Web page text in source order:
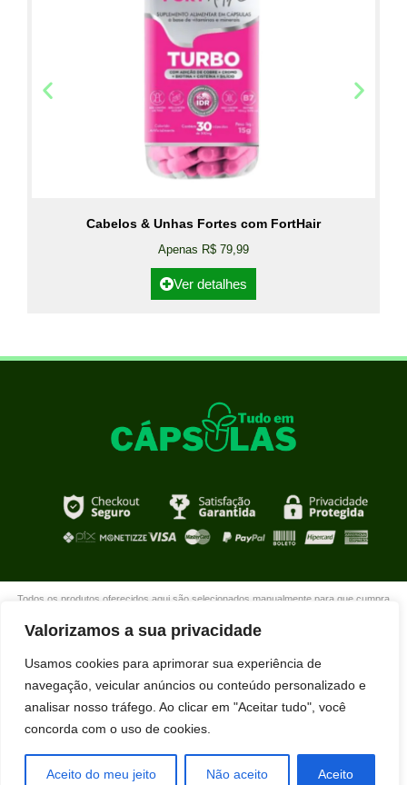
Valorizamos a sua privacidade
Usamos cookies para aprimorar sua experiência de
navegação, veicular anúncios ou conteúdo personalizado e
analisar nosso tráfego. Ao clicar em "Aceitar tudo", você
concorda com o uso de cookies.
Aceito do meu jeito Não aceito Aceito
Cabelos & Unhas Fortes com FortHair
Apenas R$ 79,99
Ver detalhes
Todos os produtos oferecidos aqui são selecionados manualmente para que cumpra
extraordinários para você que está realmente comprometido com sua mudança. Boas
Paulo Roberto Maciel da Silva acabou de
comprar STIMULUS usando nosso
desconto exclusivo.